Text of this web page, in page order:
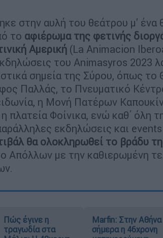
στην αυλή του θεάτρου μ' ένα
το αφιέρωμα της φετινής
Αμερική (La Animacion
του Animasyros 2023
σημεία της Σύρου, όπως
Παλλάς, το Πνευματικό
η Μονή Πατέρων
πλατεία Φοίνικα, ενώ καθ΄ όλη
εκδηλώσεις και
θα ολοκληρωθεί το βράδυ
Απόλλων με την καθιερωμένη
Πώς έγινε η
τραγωδία στα
Marfin: Στην Αθήνα
σήμερα η 46χρονη